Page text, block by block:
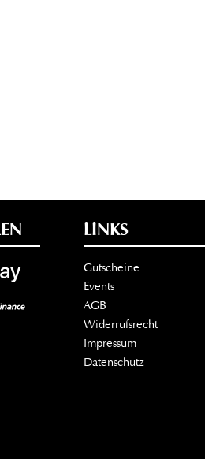
LINKS
Gutscheine
Events
AGB
Widerrufsrecht
Impressum
Datenschutz